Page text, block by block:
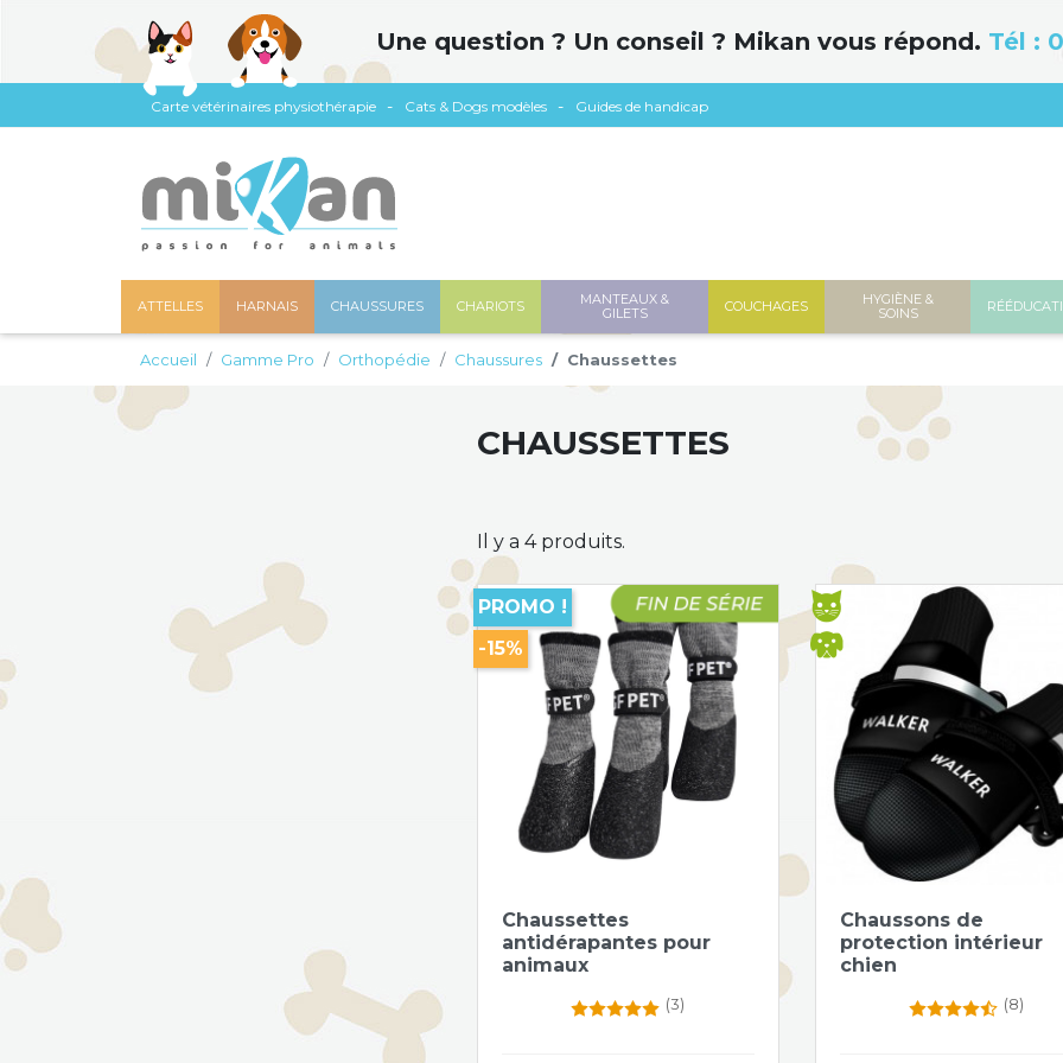
Une question ? Un conseil ? Mikan vous répond. Tél :
Carte vétérinaires physiothérapie Cats & Dogs modèles Guides de handicap
ATTELLES HARNAIS CHAUSSURES CHARIOTS
MANTEAUX &
GILETS
COUCHAGES
HYGIÈNE &
SOINS
Accueil Gamme Pro Orthopédie Chaussures Chaussettes
CHAUSSETTES
Il y a 4 produits.
Aperçu rapide
Chaussettes
antidérapantes pour
animaux
(3)
PROMO !
-15%
Aperçu rapide
Chaussons de
protection intérieur
chien
(8)
Panneau de gestion des cookies